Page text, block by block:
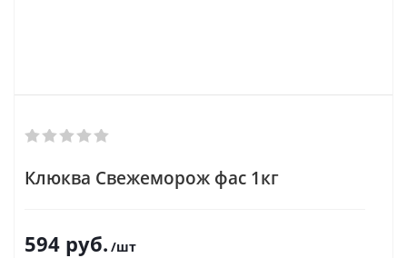
Клюква Свежеморож фас 1кг
594 руб. /шт